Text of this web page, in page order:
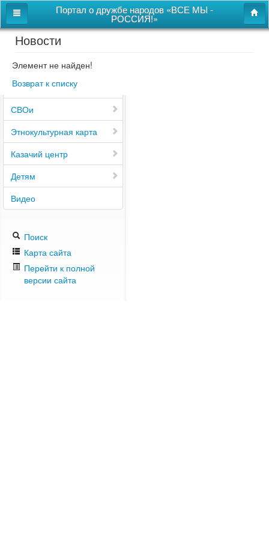
Портал о дружбе народов «ВСЕ МЫ -
РОССИЯ!»
Главная
Дом дружбы народов
Новости
СВОи
Этнокультурная карта
Казачий центр
Детям
Видео
Поиск
Карта сайта
Перейти к полной
версии сайта
Новости
Элемент не найден!
Возврат к списку